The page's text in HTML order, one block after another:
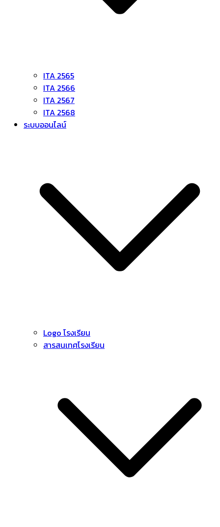
ITA 2565
ITA 2566
ITA 2567
ITA 2568
ระบบออนไลน์
Logo โรงเรียน
สารสนเทศโรงเรียน